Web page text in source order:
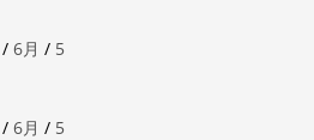
/ 6月 / 5
/ 6月 / 5